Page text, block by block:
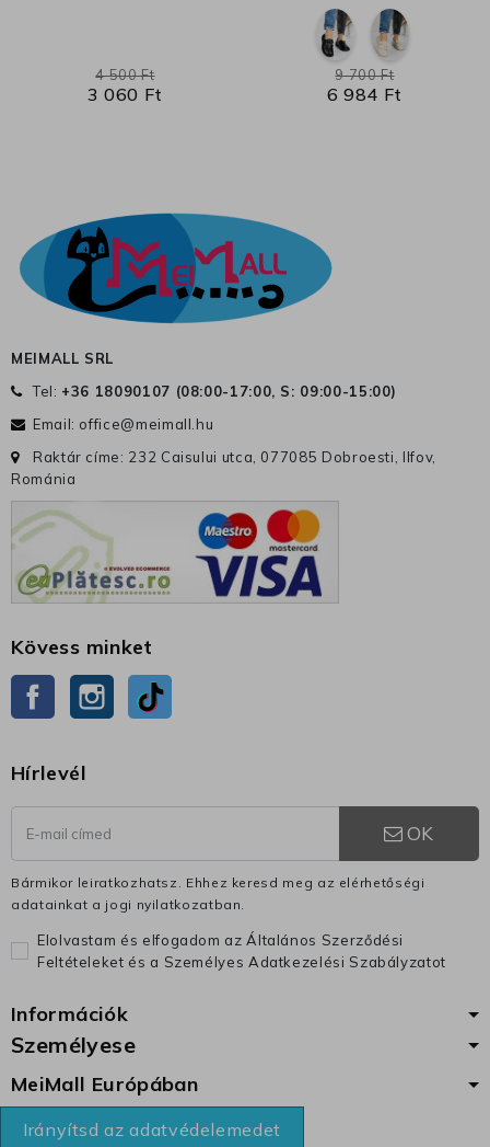
3 060 Ft
4 500 Ft
6 984 Ft
9 700 Ft
MEIMALL SRL
Tel: +36 18090107 (08:00-17:00, S: 09:00-15:00)
Email: office@meimall.hu
Raktár címe: 232 Caisului utca, 077085 Dobroesti, Ilfov,
Románia
Kövess minket
Facebook Instagram
Hírlevél
OK
Bármikor leiratkozhatsz. Ehhez keresd meg az elérhetőségi
adatainkat a jogi nyilatkozatban.
Elolvastam és elfogadom az Általános Szerződési
Feltételeket és a Személyes Adatkezelési Szabályzatot
Információk
Személyese
MeiMall Európában
Irányítsd az adatvédelemedet